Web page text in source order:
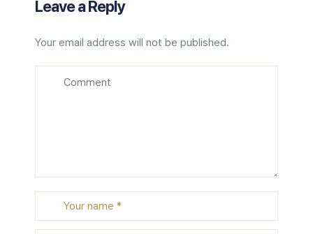
Leave a Reply
Your email address will not be published.